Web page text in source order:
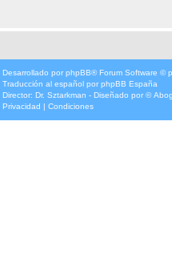
Desarrollado por phpBB® Forum Software ©
Traducción al español por phpBB España
Director: Dr. Sztarkman - Diseñado por ©
Privacidad | Condiciones